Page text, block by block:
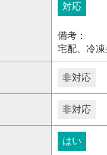
対応
備考：
宅配、冷
非対応
非対応
はい